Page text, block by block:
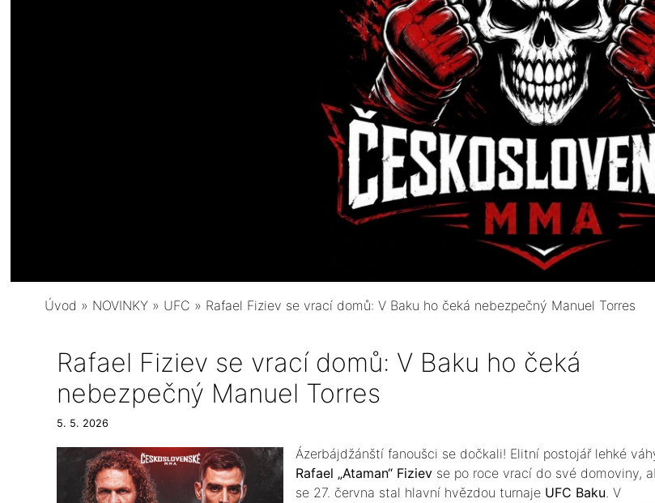
Úvod » NOVINKY » UFC » Rafael Fiziev se vrací domů: V Baku ho čeká nebezpečný Manuel Torres
Rafael Fiziev se vrací domů: V Baku ho čeká
nebezpečný Manuel Torres
5. 5. 2026
​Ázerbájdžánští fanoušci se dočkali! Elitní postojář lehké
Rafael „Ataman“ Fiziev se po roce vrací do své domoviny,
se 27. června stal hlavní hvězdou turnaje UFC Baku . V